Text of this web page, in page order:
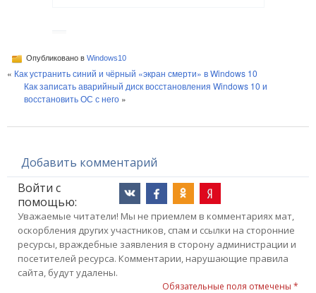
Опубликовано в Windows10
« Как устранить синий и чёрный «экран смерти» в Windows 10
Как записать аварийный диск восстановления Windows 10 и
восстановить ОС с него »
Добавить комментарий
Войти с
помощью:
Уважаемые читатели! Мы не приемлем в комментариях мат,
оскорбления других участников, спам и ссылки на сторонние
ресурсы, враждебные заявления в сторону администрации и
посетителей ресурса. Комментарии, нарушающие правила
сайта, будут удалены.
Обязательные поля отмечены *